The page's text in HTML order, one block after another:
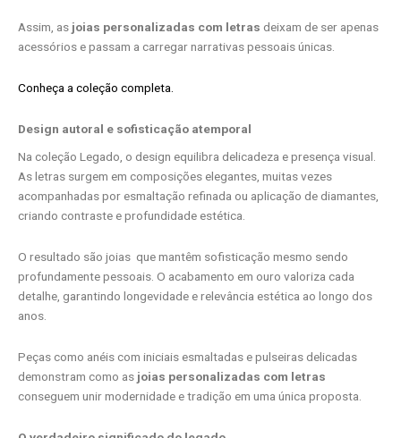
Assim, as joias personalizadas com letras deixam de ser apenas
acessórios e passam a carregar narrativas pessoais únicas.
Conheça a coleção completa.
Design autoral e sofisticação atemporal
Na coleção Legado, o design equilibra delicadeza e presença visual.
As letras surgem em composições elegantes, muitas vezes
acompanhadas por esmaltação refinada ou aplicação de diamantes,
criando contraste e profundidade estética.
O resultado são joias que mantêm sofisticação mesmo sendo
profundamente pessoais. O acabamento em ouro valoriza cada
detalhe, garantindo longevidade e relevância estética ao longo dos
anos.
Peças como anéis com iniciais esmaltadas e pulseiras delicadas
demonstram como as joias personalizadas com letras
conseguem unir modernidade e tradição em uma única proposta.